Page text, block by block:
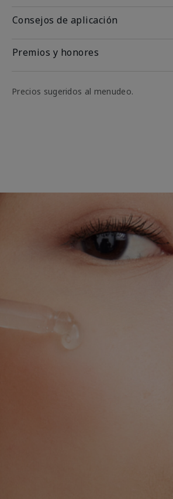
Consejos de aplicación
Premios y honores
Precios sugeridos al menudeo.